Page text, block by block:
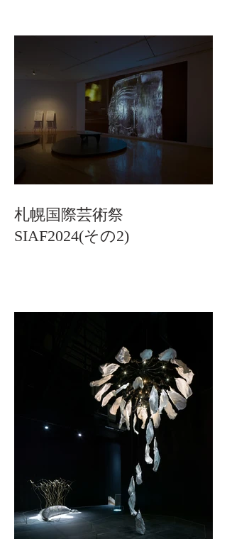
札幌国際芸術祭
SIAF2024(その2)